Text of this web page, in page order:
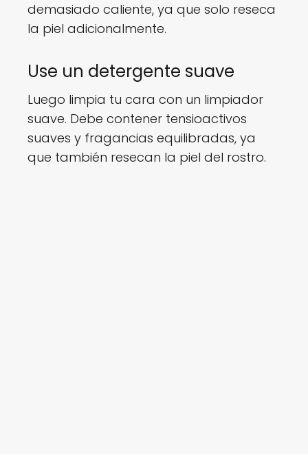
demasiado caliente, ya que solo reseca
la piel adicionalmente.
Use un detergente suave
Luego limpia tu cara con un limpiador
suave. Debe contener tensioactivos
suaves y fragancias equilibradas, ya
que también resecan la piel del rostro.